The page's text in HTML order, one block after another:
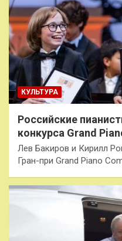
КУЛЬТУРА
Российские
конкурса Grand
Лев Бакиров и Кирилл
Гран-при Grand Piano